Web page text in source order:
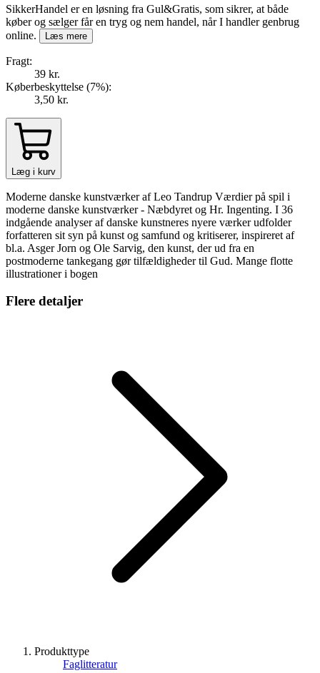
SikkerHandel er en løsning fra Gul&Gratis, som sikrer, at både
køber og sælger får en tryg og nem handel, når I handler genbrug
online.
Læs mere
Fragt:
39 kr.
Køberbeskyttelse (7%):
3,50 kr.
Læg i kurv
Moderne danske kunstværker af Leo Tandrup Værdier på spil i
moderne danske kunstværker - Næbdyret og Hr. Ingenting. I 36
indgående analyser af danske kunstneres nyere værker udfolder
forfatteren sit syn på kunst og samfund og kritiserer, inspireret af
bl.a. Asger Jorn og Ole Sarvig, den kunst, der ud fra en
postmoderne tankegang gør tilfældigheder til Gud. Mange flotte
illustrationer i bogen
Flere detaljer
Produkttype
Faglitteratur